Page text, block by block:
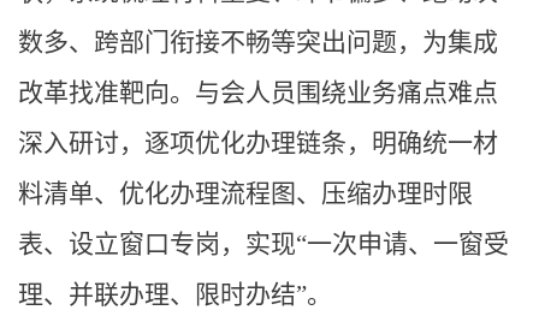
数多、跨部门衔接不畅等突出问题，为集成
改革找准靶向。与会人员围绕业务痛点难点
深入研讨，逐项优化办理链条，明确统一材
料清单、优化办理流程图、压缩办理时限
表、设立窗口专岗，实现“一次申请、一窗受
理、并联办理、限时办结”。